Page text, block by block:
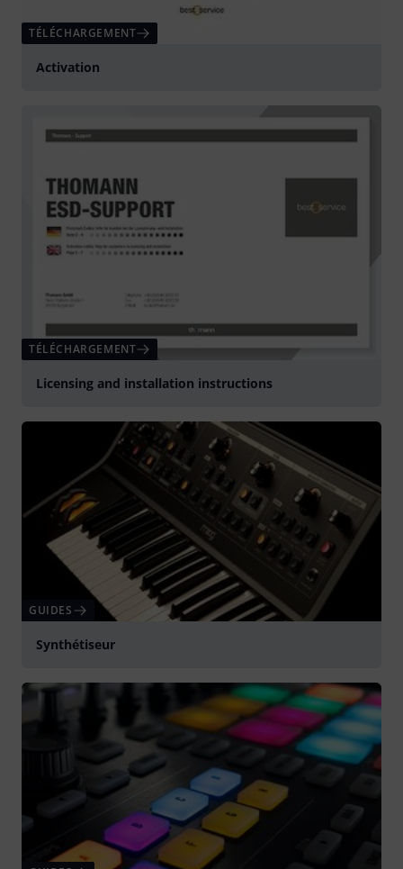
TÉLÉCHARGEMENT
Activation
TÉLÉCHARGEMENT
Licensing and installation instructions
GUIDES
Synthétiseur